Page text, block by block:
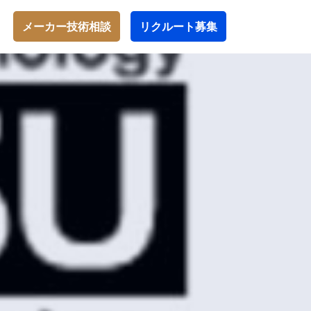
メーカー技術相談 リクルート募集